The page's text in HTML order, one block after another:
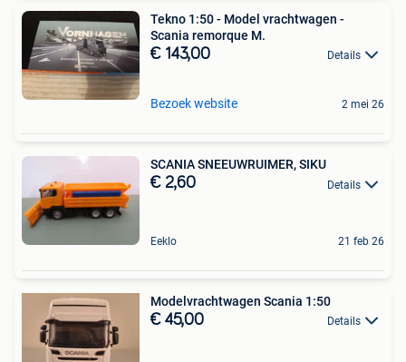
Tekno 1:50 - Model vrachtwagen -
Scania remorque M.
€ 143,00 Details
Bezoek website 2 mei 26
SCANIA SNEEUWRUIMER, SIKU
€ 2,60 Details
Eeklo 21 feb 26
Modelvrachtwagen Scania 1:50
€ 45,00 Details